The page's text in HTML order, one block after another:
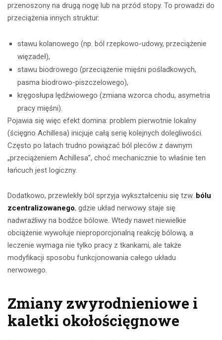
przenoszony na drugą nogę lub na przód stopy. To prowadzi do
przeciążenia innych struktur:
stawu kolanowego (np. ból rzepkowo-udowy, przeciążenie
więzadeł),
stawu biodrowego (przeciążenie mięśni pośladkowych,
pasma biodrowo-piszczelowego),
kręgosłupa lędźwiowego (zmiana wzorca chodu, asymetria
pracy mięśni).
Pojawia się więc efekt domina: problem pierwotnie lokalny
(ścięgno Achillesa) inicjuje całą serię kolejnych dolegliwości.
Często po latach trudno powiązać ból pleców z dawnym
„przeciążeniem Achillesa”, choć mechanicznie to właśnie ten
łańcuch jest logiczny.
Dodatkowo, przewlekły ból sprzyja wykształceniu się tzw. bólu
zcentralizowanego, gdzie układ nerwowy staje się
nadwrażliwy na bodźce bólowe. Wtedy nawet niewielkie
obciążenie wywołuje nieproporcjonalną reakcję bólową, a
leczenie wymaga nie tylko pracy z tkankami, ale także
modyfikacji sposobu funkcjonowania całego układu
nerwowego.
Zmiany zwyrodnieniowe i
kaletki okołościęgnowe